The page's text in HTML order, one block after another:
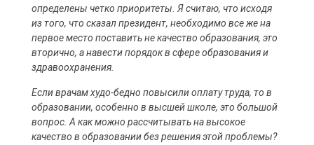
определены четко приоритеты. Я считаю, что исходя
из того, что сказал президент, необходимо все же на
первое место поставить не качество образования, это
вторично, а навести порядок в сфере образования и
здравоохранения.
Если врачам худо-бедно повысили оплату труда, то в
образовании, особенно в высшей школе, это большой
вопрос. А как можно рассчитывать на высокое
качество в образовании без решения этой проблемы?